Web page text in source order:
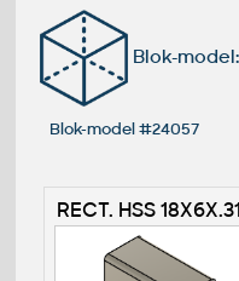
Blok-
Blok-model #24057
RECT. HSS